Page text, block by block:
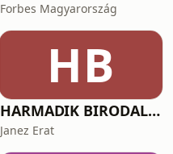
Forbes Magyarország
HB
HARMADIK BIRODALOM – a nemzetiszocializmus története
Janez Erat